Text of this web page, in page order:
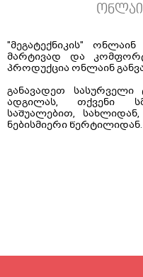
"მეგატექნიკის"
მარტივად და
პროდუქცია ონლაინ
განავადეთ
ადგილას, თქვენი
საშუალებით,
ნებისმიერი წერტილიდან.